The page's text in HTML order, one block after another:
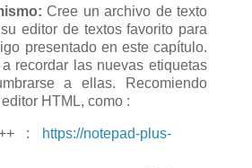
Cree un archivo de texto
editor de textos favorito para
presentado en este capítulo.
recordar las nuevas etiquetas
a ellas. Recomiendo
HTML, como :
++ : https://notepad-plus-